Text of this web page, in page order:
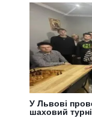
У Львові
шаховий